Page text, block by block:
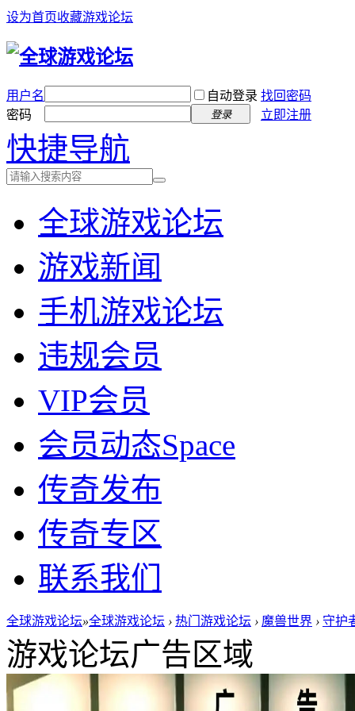
设为首页收藏游戏论坛
用户名 自动登录 找回密码
密码
登录 立即注册
快捷导航
全球游戏论坛
游戏新闻
手机游戏论坛
违规会员
VIP会员
会员动态Space
传奇发布
传奇专区
联系我们
全球游戏论坛»全球游戏论坛 › 热门游戏论坛 › 魔兽世界 › 守护
游戏论坛广告区域